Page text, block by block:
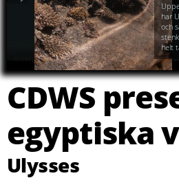
Kontakt
Sök
har
och
helt
CDWS
egyptiska
Ulysses